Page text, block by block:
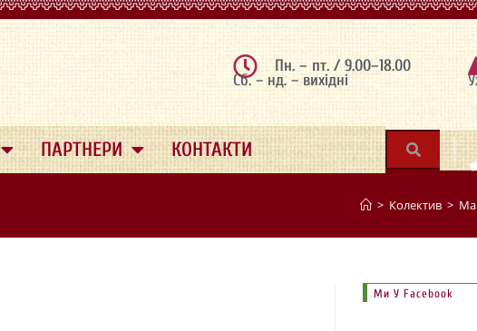
Пн. – пт. / 9.00–18.00
Сб. – нд. – вихідні
ПАРТНЕРИ КОНТАКТИ |
> Колектив >
Ми У Facebook